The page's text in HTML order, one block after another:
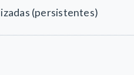
(persistentes)